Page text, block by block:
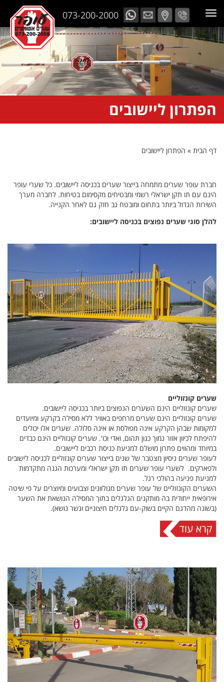
073-200-2000
הפתרון ליישובים
דף הבית » הפתרון ליישובים
חברת עופר שערים מתמחה בייצור שערים בכניסה ליישובים. כל שערי עופר
הינם עם תו תקן ישראלי רשמי ומבטיחים מקסימום בטיחות. לחברה מערך
השירות הגדול ביותר בתחום ומובטח גב חזק גם לאחר הקנייה.
להלן סוגי שערים נפוצים בכניסה ליישובים:
שערים קונזוליים
שערים קונזוליים הינם השערים הנפוצים ביותר בכניסה ליישובים.
שערים קונזוליים הינם שערים מרחפים באוויר ללא מסילה בקרקע ומיועדים
למקומות שבהן הקרקע אינה מפולסת או אינה סלולה. שערים אלו יכולים
להיפתח לכיוון אזור נמוך כגון תהום, ואדי וכו'. שערים קונזוליים הינם כבדים
במיוחד ומהווים פתרון מושלם למניעת כניסת רכבים ליישובים.
לעופר שערים ניסיון מצטבר של שנים בייצור שערים קונזוליים לכניסה לישובים
ולפארקים. לשערי עופר שערים תו תקן ישראלי ומערכות הגנה מתקדמות
למניעת פגיעה בהולכי רגל.
השערים הקונזוליים של עופר שערים מגולוונים וצבועים ומיוצרים על פי שיטה
אירופאית ייחודית בה מותקנים הגלגלים בתוך המסילה הנושאת את השער
(בשונה מהדגם הקיים בשוק-עם גלגלים חיצוניים וגשר נושא).